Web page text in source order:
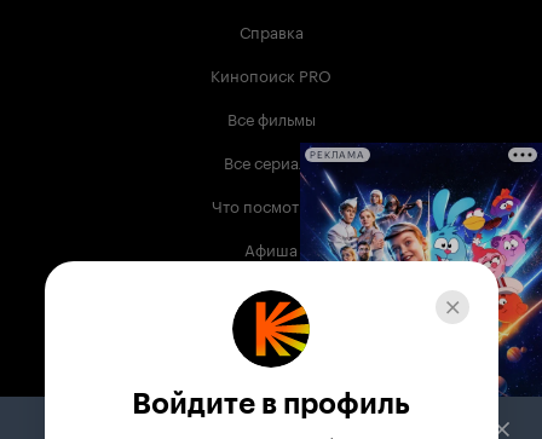
Справка
Кинопоиск PRO
Все фильмы
Все сериалы
Что посмотреть
Афиша
Музыка
Телепрограмма
Служба поддержки
РЕКЛАМА
Войдите в профиль